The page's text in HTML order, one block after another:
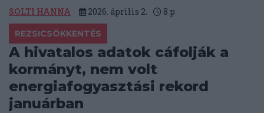
SOLTI HANNA 2026. április 2. 8 p
REZSICSÖKKENTÉS
A hivatalos adatok cáfolják a
kormányt, nem volt
energiafogyasztási rekord
januárban